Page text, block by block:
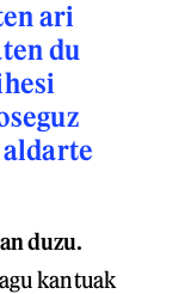
ari
du
aldarte
duzu.
kantuak